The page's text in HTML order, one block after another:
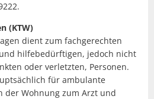
(KTW)
dient zum fachgerechten
hilfebedürftigen, jedoch nicht
oder verletzten, Personen.
für ambulante
der Wohnung zum Arzt und